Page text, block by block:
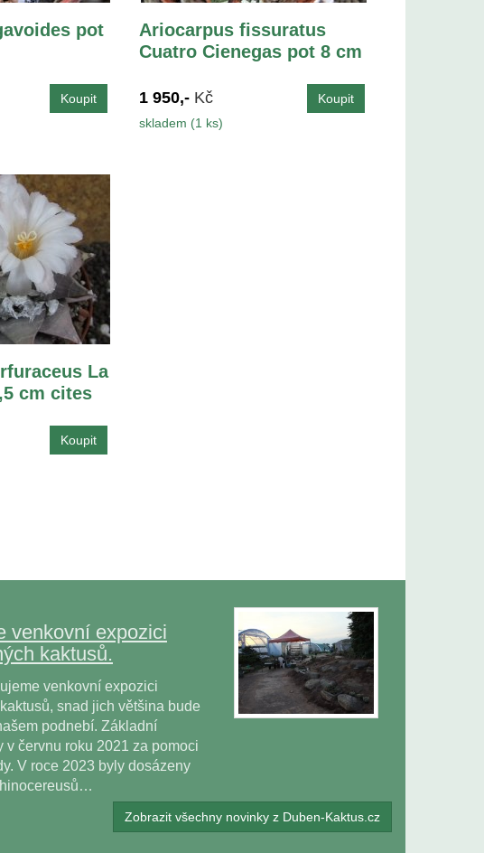
pot
Ariocarpus fissuratus
Cuatro Cienegas pot 8 cm
1 950,- Kč
skladem (1 ks)
La
cm cites
venkovní expozici
kaktusů.
venkovní expozici
snad jich většina bude
podnebí. Základní
v červnu roku 2021 za pomoci
V roce 2023 byly dosázeny
Zobrazit všechny novinky z Duben-Kaktus.cz